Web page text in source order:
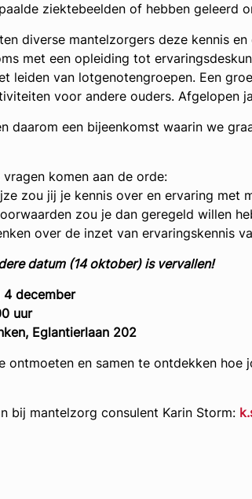
ziektebeelden of hebben geleerd
diverse mantelzorgers deze kennis
met een opleiding tot
leiden van lotgenotengroepen. Een
voor andere ouders. Afgelopen
daarom een bijeenkomst waarin we
vragen komen aan de orde:
zou jij je kennis over en ervaring met
zou je dan geregeld willen
over de inzet van ervaringskennis
datum (14 oktober) is vervallen!
4 december
uur
Eglantierlaan 202
ontmoeten en samen te ontdekken
bij mantelzorg consulent Karin Storm: